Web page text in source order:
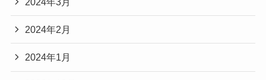
2024年2月
2024年1月